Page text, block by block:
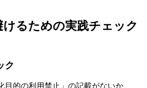
けるための実践チェック
ク
目的の利用禁止」の記載がないか